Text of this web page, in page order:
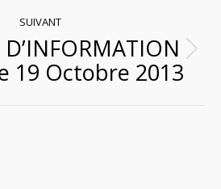
SUIVANT
Article
suivant
19 Octobre 2013